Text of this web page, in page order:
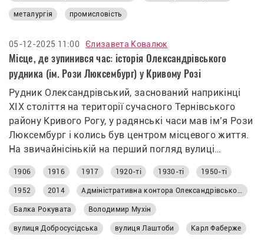
металургія промисловість
05-12-2025 11:00 Єлизавета Ковалюк
Місце, де зупинився час: історія Олександрівського
рудника (ім. Рози Люксембург) у Кривому Розі
Рудник Олександрівський, заснований наприкінці
XIX століття на території сучасного Тернівського
району Кривого Рогу, у радянські часи мав ім’я Рози
Люксембург і колись був центром місцевого життя.
На звичайнісінькій на перший погляд вулиці
Добросусідській по цей день зберігся будинок
головного інженера, який загинув на Соловках.
Неподалік шахти «Козацька» колись були велика
школа №37, зелений парк із фонтаном і
скульптурами, а на місце старої церкви й досі
приходять молитись люди. Історія рудника,
1906 1916 1917 1920-ті 1930-ті 1950-ті
1952 2014 Адміністративна контора Олександрівського рудника
Балка Рокувата Володимир Мухін
вулиця Добросусідська вулиця Лаштоби Карл Фаберже